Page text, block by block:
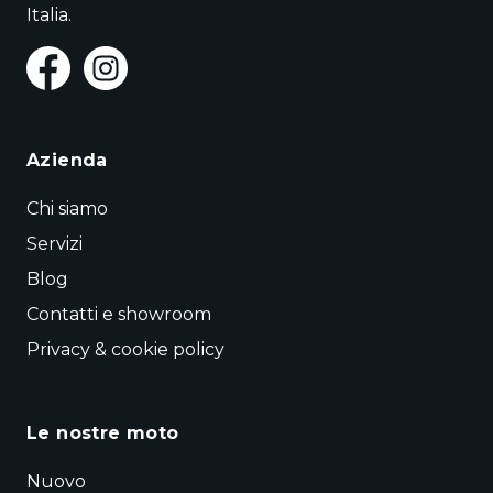
Italia.
Azienda
Chi siamo
Servizi
Blog
Contatti e showroom
Privacy & cookie policy
Le nostre moto
Nuovo